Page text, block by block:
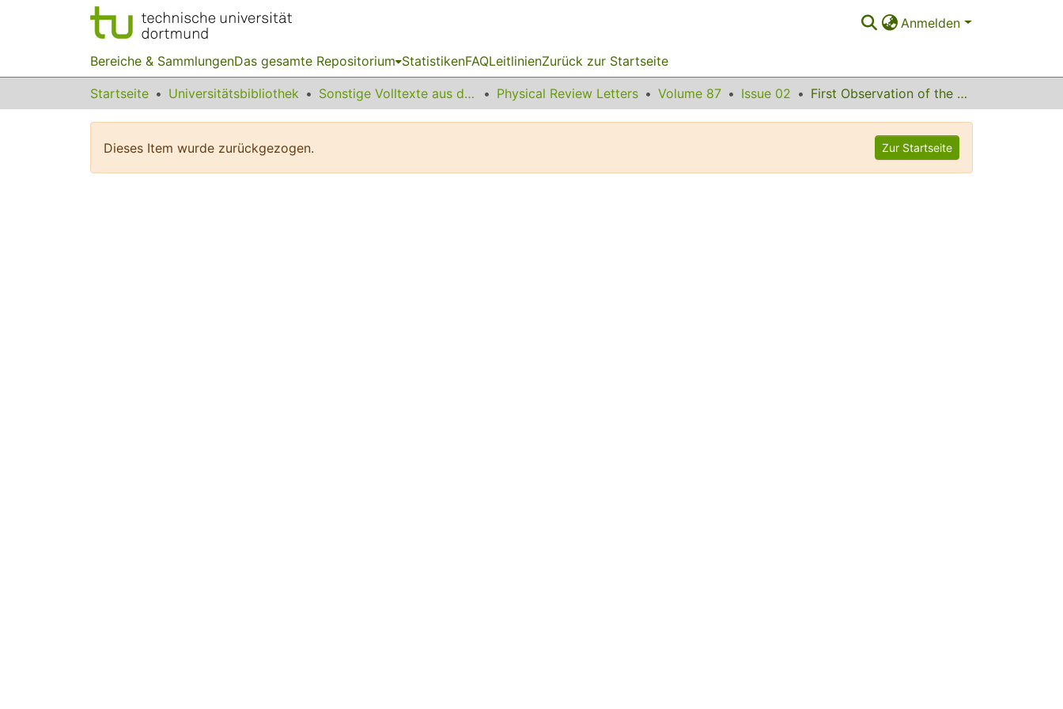
Anmelden
Bereiche & SammlungenDas gesamte Repositorium StatistikenFAQLeitlinienZurück zur Startseite
Startseite Universitätsbibliothek Sonstige Volltexte aus dem Bibliotheksangebot Physical Review Letters Volume 87 Issue 02 First Observation of the Decay KL --> pi0e+egamma
Dieses Item wurde zurückgezogen. Zur Startseite